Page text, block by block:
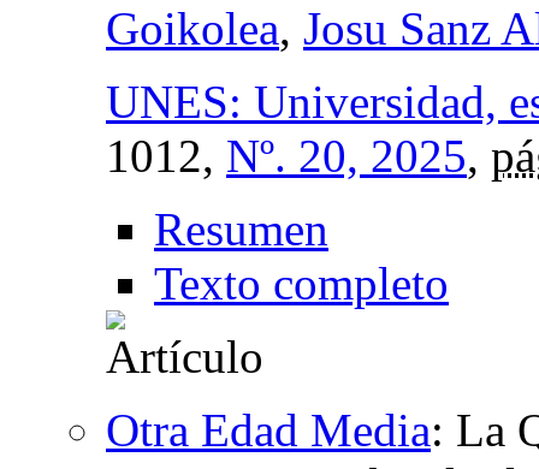
Goikolea, Josu Sanz
UNES: Universidad,
1012, Nº. 20, 2025,
Resumen
Texto completo
Otra Edad Media: La